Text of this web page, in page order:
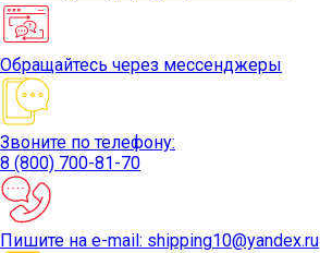
Обращайтесь через мессенджеры
Звоните по телефону:
8 (800) 700-81-70
Пишите на e-mail: shipping10@yandex.ru